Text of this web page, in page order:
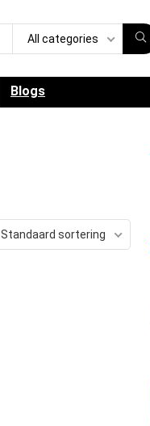
All categories
Blogs
Standaard sortering